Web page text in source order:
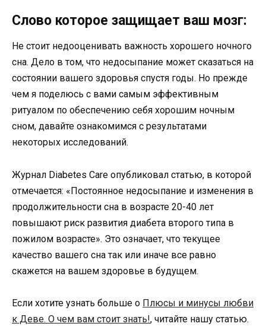
Слово которое защищает ваш мозг:
Не стоит недооценивать важность хорошего ночного
сна. Дело в том, что недосыпание может сказаться на
состоянии вашего здоровья спустя годы. Но прежде
чем я поделюсь с вами самым эффективным
ритуалом по обеспечению себя хорошим ночным
сном, давайте ознакомимся с результатами
некоторых исследований.
Журнал Diabetes Care опубликовал статью, в которой
отмечается: «Постоянное недосыпание и изменения в
продолжительности сна в возрасте 20-40 лет
повышают риск развития диабета второго типа в
пожилом возрасте». Это означает, что текущее
качество вашего сна так или иначе все равно
скажется на вашем здоровье в будущем.
Если хотите узнать больше о Плюсы и минусы любви
к Деве. О чем вам стоит знать!, читайте нашу статью.